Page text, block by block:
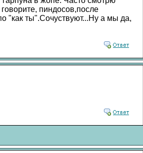
пиндосов,после
"как ты".Сочуствуют...Ну а мы да,